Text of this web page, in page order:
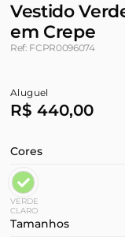
Vestido
em Crepe
Ref: FCPR0096074
Aluguel
R$ 440,00
Cores
VERDE
CLARO
Tamanhos